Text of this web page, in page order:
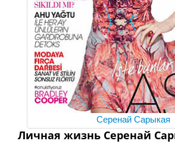
Серенай Сарыкая
Личная жизнь Серенай